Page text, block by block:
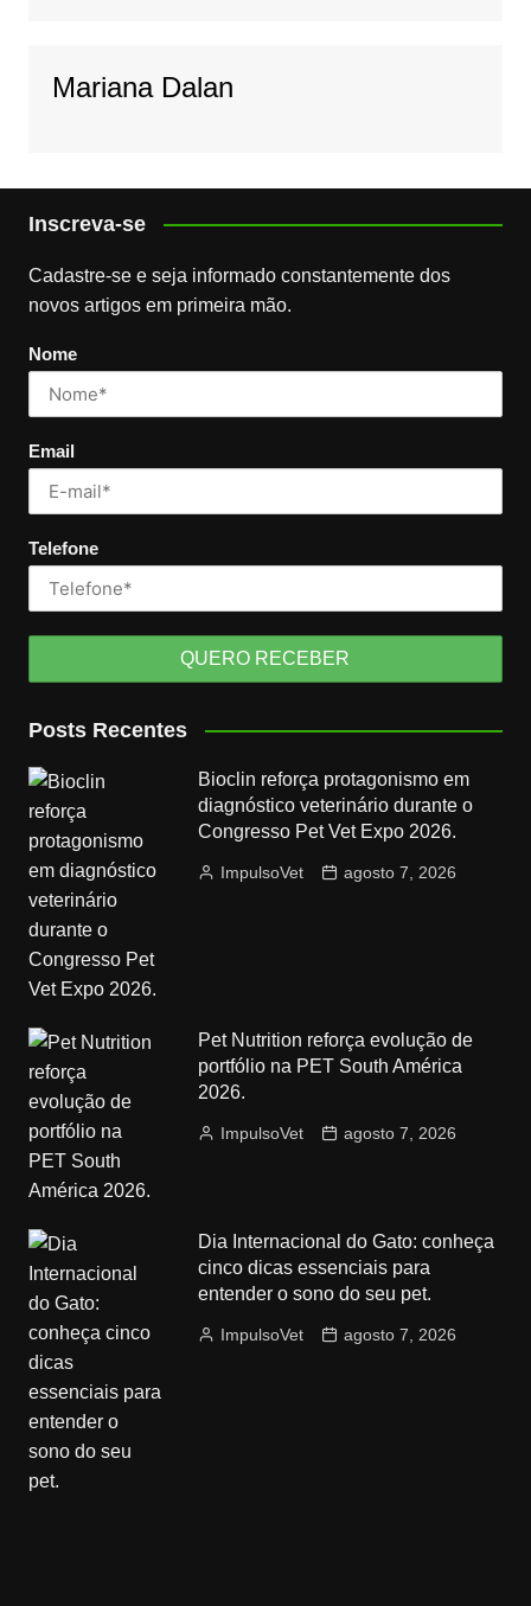
Mariana Dalan
Inscreva-se
Cadastre-se e seja informado constantemente dos
novos artigos em primeira mão.
Nome
Email
Telefone
Posts Recentes
Bioclin reforça protagonismo em
diagnóstico veterinário durante o
Congresso Pet Vet Expo 2026.
ImpulsoVet agosto 7, 2026
Pet Nutrition reforça evolução de
portfólio na PET South América
2026.
ImpulsoVet agosto 7, 2026
Dia Internacional do Gato: conheça
cinco dicas essenciais para
entender o sono do seu pet.
ImpulsoVet agosto 7, 2026